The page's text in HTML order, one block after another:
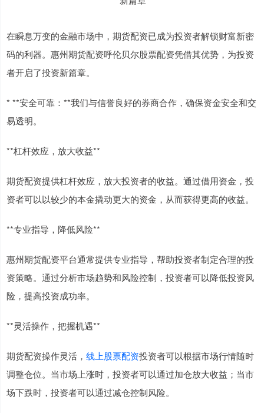
在瞬息万变的金融市场中，期货配资已成为投资者解锁财富新密
码的利器。惠州期货配资呼伦贝尔股票配资凭借其优势，为投资
者开启了投资新篇章。
* **安全可靠：**我们与信誉良好的券商合作，确保资金安全和交
易透明。
**杠杆效应，放大收益**
期货配资提供杠杆效应，放大投资者的收益。通过借用资金，投
资者可以以较少的本金撬动更大的资金，从而获得更高的收益。
**专业指导，降低风险**
惠州期货配资平台通常提供专业指导，帮助投资者制定合理的投
资策略。通过分析市场趋势和风险控制，投资者可以降低投资风
险，提高投资成功率。
**灵活操作，把握机遇**
期货配资操作灵活， 线上股票配资投资者可以根据市场行情随时
调整仓位。当市场上涨时，投资者可以通过加仓放大收益；当市
场下跌时，投资者可以通过减仓控制风险。